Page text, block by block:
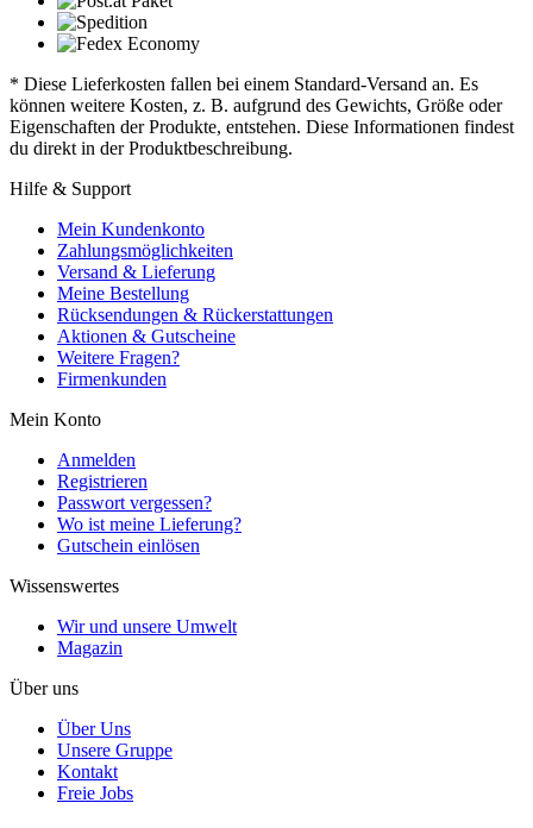
* Diese Lieferkosten fallen bei einem Standard-Versand an. Es
können weitere Kosten, z. B. aufgrund des Gewichts, Größe oder
Eigenschaften der Produkte, entstehen. Diese Informationen findest
du direkt in der Produktbeschreibung.
Hilfe & Support
Mein Kundenkonto
Zahlungsmöglichkeiten
Versand & Lieferung
Meine Bestellung
Rücksendungen & Rückerstattungen
Aktionen & Gutscheine
Weitere Fragen?
Firmenkunden
Mein Konto
Anmelden
Registrieren
Passwort vergessen?
Wo ist meine Lieferung?
Gutschein einlösen
Wissenswertes
Wir und unsere Umwelt
Magazin
Über uns
Über Uns
Unsere Gruppe
Kontakt
Freie Jobs